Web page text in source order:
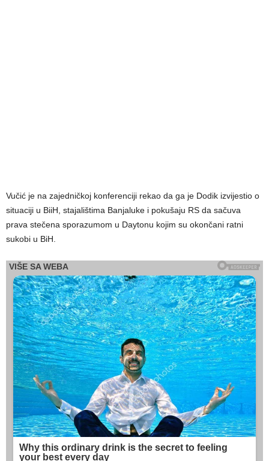
Vučić je na zajedničkoj konferenciji rekao da ga je Dodik izvijestio o
situaciji u BiiH, stajalištima Banjaluke i pokušaju RS da sačuva
prava stečena sporazumom u Daytonu kojim su okončani ratni
sukobi u BiH.